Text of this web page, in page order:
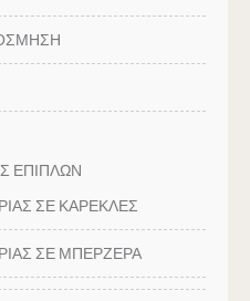
ΕΠΙΠΛΩΝ
ΣΕ ΚΑΡΕΚΛΕΣ
ΣΕ ΜΠΕΡΖΕΡΑ